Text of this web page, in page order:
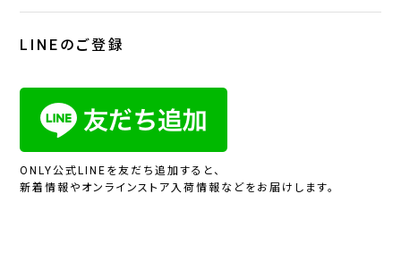
LINEのご登録
ONLY公式LINEを友だち追加すると、
新着情報やオンラインストア入荷情報などをお届けします。